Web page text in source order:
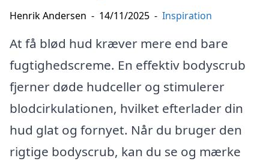
Henrik Andersen - 14/11/2025 - Inspiration
At få blød hud kræver mere end bare
fugtighedscreme. En effektiv bodyscrub
fjerner døde hudceller og stimulerer
blodcirkulationen, hvilket efterlader din
hud glat og fornyet. Når du bruger den
rigtige bodyscrub, kan du se og mærke